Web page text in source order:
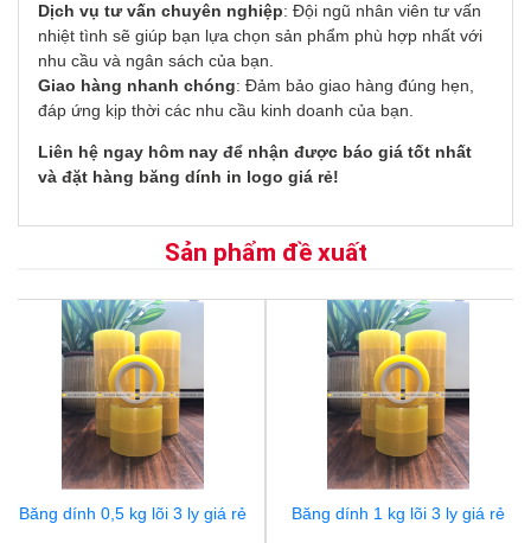
Dịch vụ tư vấn chuyên nghiệp: Đội ngũ nhân viên tư vấn
nhiệt tình sẽ giúp bạn lựa chọn sản phẩm phù hợp nhất với
nhu cầu và ngân sách của bạn.
Giao hàng nhanh chóng: Đảm bảo giao hàng đúng hẹn,
đáp ứng kịp thời các nhu cầu kinh doanh của bạn.
Liên hệ ngay hôm nay để nhận được báo giá tốt nhất
và đặt hàng băng dính in logo giá rẻ!
Sản phẩm đề xuất
Băng dính 0,5 kg lõi 3 ly giá rẻ Băng dính 1 kg lõi 3 ly giá rẻ